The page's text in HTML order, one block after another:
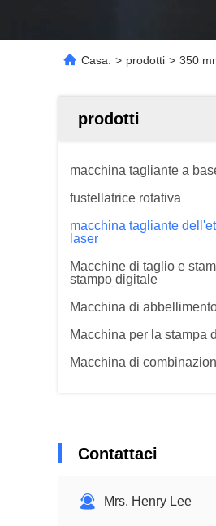
Casa. > prodotti > 350
prodotti
macchina tagliante a
fustellatrice rotativa
macchina tagliante
laser
Macchine di taglio e
stampo digitale
Macchina di
Macchina per la stampa
Macchina di
Contattaci
Mrs. Henry Lee